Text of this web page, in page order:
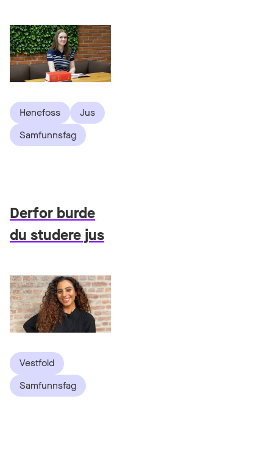
Hønefoss
Jus
Samfunnsfag
Derfor burde
du studere jus
Vestfold
Samfunnsfag